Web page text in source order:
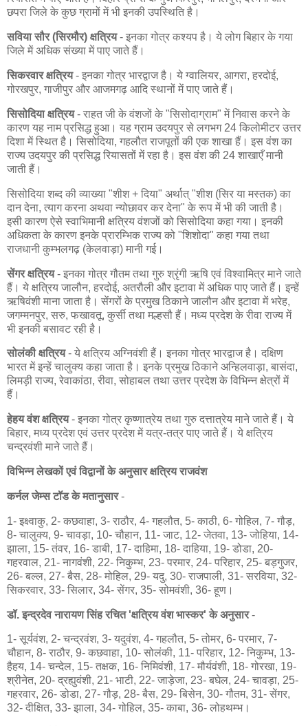
छपरा जिले के कुछ ग्रामों में भी इनकी उपस्थिति है।
सविया सौर (सिरमौर) क्षत्रिय- इनका गोत्र कश्यप है। ये लोग बिहार के गया
जिले में अधिक संख्या में पाए जाते हैं।
सिकरवार क्षत्रिय- इनका गोत्र भारद्वाज है। ये ग्वालियर, आगरा, हरदोई,
गोरखपुर, गाजीपुर और आजमगढ़ आदि स्थानों में पाए जाते हैं।
सिसोदिया क्षत्रिय- राहत जी के वंशजों के "सिसोदाग्राम" में निवास करने के
कारण यह नाम प्रसिद्ध हुआ। यह ग्राम उदयपुर से लगभग 24 किलोमीटर उत्तर
दिशा में स्थित है। सिसोदिया, गहलौत राजपूतों की एक शाखा हैं। इस वंश का
राज्य उदयपुर की प्रसिद्ध रियासतों में रहा है। इस वंश की 24 शाखाएँ मानी
जाती हैं।
सिसोदिया शब्द की व्याख्या "शीश + दिया" अर्थात् "शीश (सिर या मस्तक) का
दान देना, त्याग करना अथवा न्योछावर कर देना" के रूप में भी की जाती है।
इसी कारण ऐसे स्वाभिमानी क्षत्रिय वंशजों को सिसोदिया कहा गया। इनकी
अधिकता के कारण इनके प्रारम्भिक राज्य को "शिशोदा" कहा गया तथा
राजधानी कुम्भलगढ़ (केलवाड़ा) मानी गई।
सेंगर क्षत्रिय- इनका गोत्र गौतम तथा गुरु श्रृंगी ऋषि एवं विश्वामित्र माने जाते
हैं। ये क्षत्रिय जालौन, हरदोई, अतरौली और इटावा में अधिक पाए जाते हैं। इन्हें
ऋषिवंशी माना जाता है। सेंगरों के प्रमुख ठिकाने जालौन और इटावा में भरेह,
जगम्मनपुर, सरु, फखावतू, कुर्सी तथा मल्हसौ हैं। मध्य प्रदेश के रीवा राज्य में
भी इनकी बसावट रही है।
सोलंकी क्षत्रिय- ये क्षत्रिय अग्निवंशी हैं। इनका गोत्र भारद्वाज है। दक्षिण
भारत में इन्हें चालुक्य कहा जाता है। इनके प्रमुख ठिकाने अन्हिलवाड़ा, बासंदा,
लिमड़ी राज्य, रेवाकांठा, रीवा, सोहाबल तथा उत्तर प्रदेश के विभिन्न क्षेत्रों में
हैं।
हेहय वंश क्षत्रिय- इनका गोत्र कृष्णात्रेय तथा गुरु दत्तात्रेय माने जाते हैं। ये
बिहार, मध्य प्रदेश एवं उत्तर प्रदेश में यत्र-तत्र पाए जाते हैं। ये क्षत्रिय
चन्द्रवंशी माने जाते हैं।
विभिन्न लेखकों एवं विद्वानों के अनुसार क्षत्रिय राजवंश
कर्नल जेम्स टॉड के मतानुसार-
1- इक्ष्वाकु, 2- कछवाहा, 3- राठौर, 4- गहलौत, 5- काठी, 6- गोहिल, 7- गौड़,
8- चालुक्य, 9- चावड़ा, 10- चौहान, 11- जाट, 12- जेतवा, 13- जोहिया, 14-
झाला, 15- तंवर, 16- डाबी, 17- दाहिमा, 18- दाहिया, 19- डोडा, 20-
गहरवाल, 21- नागवंशी, 22- निकुम्भ, 23- परमार, 24- परिहार, 25- बड़गुजर,
26- बल्ल, 27- बैस, 28- मोहिल, 29- यदु, 30- राजपाली, 31- सरविया, 32-
सिकरवार, 33- सिलार, 34- सेंगर, 35- सोमवंशी, 36- हूण।
डॉ. इन्द्रदेव नारायण सिंह रचित 'क्षत्रिय वंश भास्कर' के अनुसार-
1- सूर्यवंश, 2- चन्द्रवंश, 3- यदुवंश, 4- गहलौत, 5- तोमर, 6- परमार, 7-
चौहान, 8- राठौर, 9- कछवाहा, 10- सोलंकी, 11- परिहार, 12- निकुम्भ, 13-
हैहय, 14- चन्देल, 15- तक्षक, 16- निमिवंशी, 17- मौर्यवंशी, 18- गोरखा, 19-
श्रीनेत, 20- द्रह्युवंशी, 21- भाटी, 22- जाड़ेजा, 23- बघेल, 24- चावड़ा, 25-
गहरवार, 26- डोडा, 27- गौड़, 28- बैस, 29- बिसेन, 30- गौतम, 31- सेंगर,
32- दीक्षित, 33- झाला, 34- गोहिल, 35- काबा, 36- लोहथम्भ।